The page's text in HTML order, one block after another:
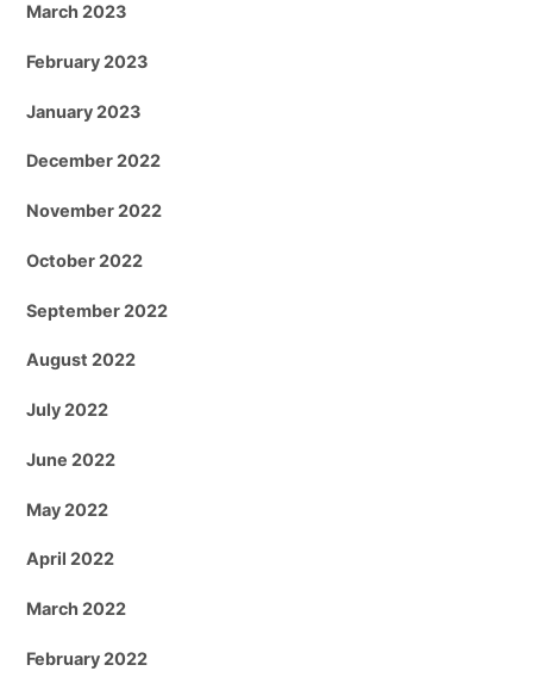
March 2023
February 2023
January 2023
December 2022
November 2022
October 2022
September 2022
August 2022
July 2022
June 2022
May 2022
April 2022
March 2022
February 2022